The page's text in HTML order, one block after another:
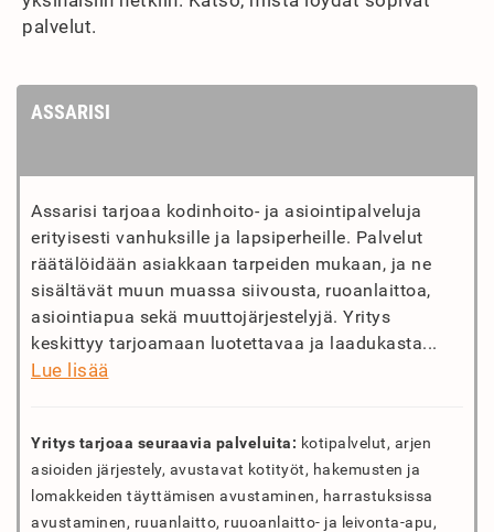
palvelut.
ASSARISI
Assarisi tarjoaa kodinhoito- ja asiointipalveluja
erityisesti vanhuksille ja lapsiperheille. Palvelut
räätälöidään asiakkaan tarpeiden mukaan, ja ne
sisältävät muun muassa siivousta, ruoanlaittoa,
asiointiapua sekä muuttojärjestelyjä. Yritys
keskittyy tarjoamaan luotettavaa ja laadukasta...
Lue lisää
Yritys tarjoaa seuraavia palveluita: kotipalvelut, arjen
asioiden järjestely, avustavat kotityöt, hakemusten ja
lomakkeiden täyttämisen avustaminen, harrastuksissa
avustaminen, ruuanlaitto, ruuoanlaitto- ja leivonta-apu,